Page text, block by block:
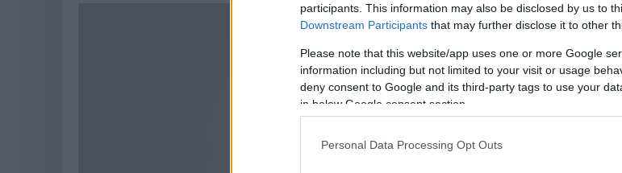
participants. This information may also be disclosed by us to
Downstream Participants that may further disclose it to other
Please note that this website/app uses one or more Google
information including but not limited to your visit or usage
deny consent to Google and its third-party tags to use your
in below Google consent section.
Personal Data Processing Opt Outs